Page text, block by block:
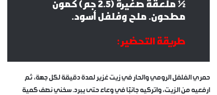
½ ملعقة صغيرة (2.5 جم) كمون
مطحون. ملح وفلفل أسود.
طريقة التحضير :
حمري الفلفل الرومي والحار في زيت غزير لمدة دقيقة لكل جهة، ثم
ارفعيه من الزيت، واتركيه جانبًا في وعاء حتى يبرد. سخني نصف كمية